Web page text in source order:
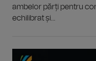
ambelor părți pentru
echilibrat și...